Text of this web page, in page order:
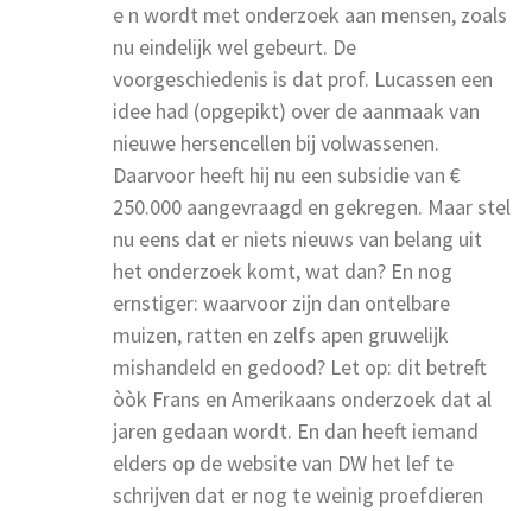
e n wordt met onderzoek aan mensen, zoals
nu eindelijk wel gebeurt. De
voorgeschiedenis is dat prof. Lucassen een
idee had (opgepikt) over de aanmaak van
nieuwe hersencellen bij volwassenen.
Daarvoor heeft hij nu een subsidie van €
250.000 aangevraagd en gekregen. Maar stel
nu eens dat er niets nieuws van belang uit
het onderzoek komt, wat dan? En nog
ernstiger: waarvoor zijn dan ontelbare
muizen, ratten en zelfs apen gruwelijk
mishandeld en gedood? Let op: dit betreft
òòk Frans en Amerikaans onderzoek dat al
jaren gedaan wordt. En dan heeft iemand
elders op de website van DW het lef te
schrijven dat er nog te weinig proefdieren